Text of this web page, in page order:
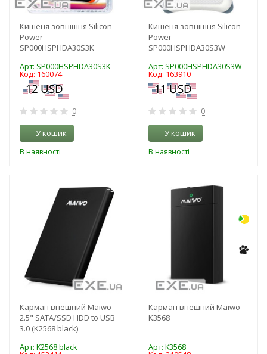
Кишеня зовнішня Silicon
Power
SP000HSPHDA30S3K
Арт: SP000HSPHDA30S3K
Код: 160074
0
У кошик
В наявності
Кишеня зовнішня Silicon
Power
SP000HSPHDA30S3W
Арт: SP000HSPHDA30S3W
Код: 163910
0
У кошик
В наявності
-3%
Карман внешний Maiwo
2.5" SATA/SSD HDD to USB
3.0 (K2568 black)
Арт: K2568 black
Карман внешний Maiwo
K3568
Арт: K3568